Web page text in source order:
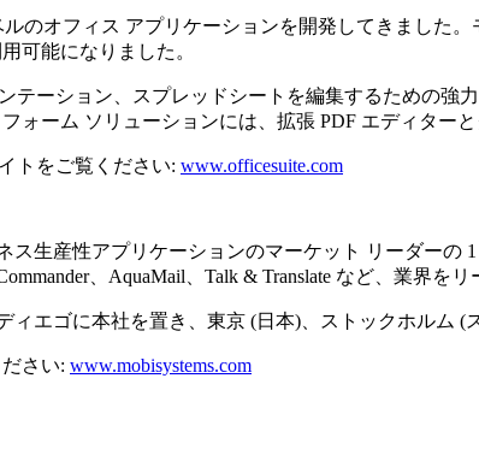
ルのオフィス アプリケーションを開発してきました
可能になりました。
テーション、スプレッドシートを編集するための
ォーム ソリューションには、拡張 PDF エディター
トをご覧ください: www.officesuite.com
ス生産性アプリケーションのマーケット リーダー
、AquaMail、Talk & Translate など、業界を
ィエゴに本社を置き、東京 (日本)、ストックホルム
さい: www.mobisystems.com